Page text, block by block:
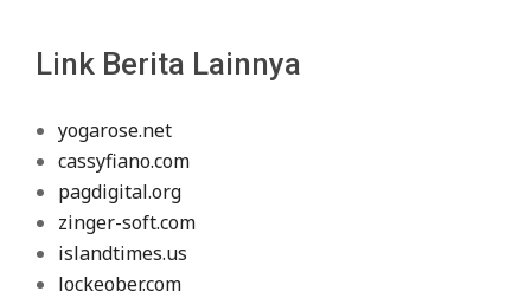
Link Berita Lainnya
yogarose.net
cassyfiano.com
pagdigital.org
zinger-soft.com
islandtimes.us
lockeober.com